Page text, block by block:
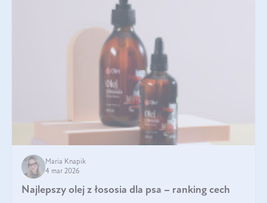
Maria Knapik
4 mar 2026
Najlepszy olej z łososia dla psa – ranking cech